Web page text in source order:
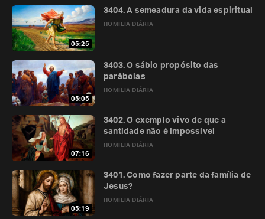
05:25
HOMILIA DIÁRIA
3404. A semeadura da vida espiritual
05:05
HOMILIA DIÁRIA
3403. O sábio propósito das
parábolas
07:16
HOMILIA DIÁRIA
3402. O exemplo vivo de que a
santidade não é impossível
05:19
HOMILIA DIÁRIA
3401. Como fazer parte da família de
Jesus?